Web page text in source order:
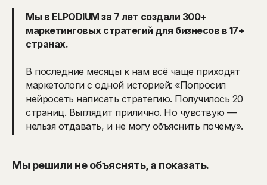
Мы в ELPODIUM за 7 лет создали 300+
маркетинговых стратегий для бизнесов в 17+
странах.
В последние месяцы к нам всё чаще приходят
маркетологи с одной историей: «Попросил
нейросеть написать стратегию. Получилось 20
страниц. Выглядит прилично. Но чувствую —
нельзя отдавать, и не могу объяснить почему».
Мы решили не объяснять, а показать.